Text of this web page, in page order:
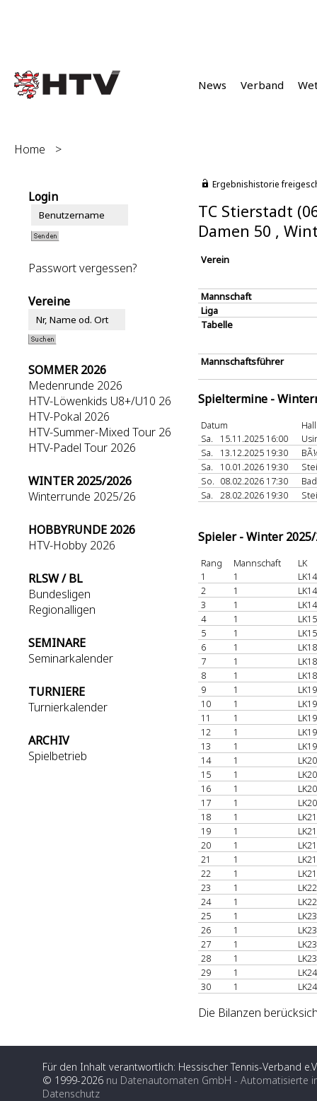
News Verband
Home >
Login
Passwort vergessen?
Vereine
SOMMER 2026
Medenrunde 2026
HTV-Löwenkids U8+/U10 26
HTV-Pokal 2026
HTV-Summer-Mixed Tour 26
HTV-Padel Tour 2026
WINTER 2025/2026
Winterrunde 2025/26
HOBBYRUNDE 2026
HTV-Hobby 2026
RLSW / BL
Bundesligen
Regionalligen
SEMINARE
Seminarkalender
TURNIERE
Turnierkalender
ARCHIV
Spielbetrieb
Ergebnishistorie
TC Stierstadt
Damen 50 ,
Verein
Mannschaft
Liga
Tabelle
Mannschaftsführer
Spieltermine -
Datum
Sa.
15.11.2025 16:00
Sa.
13.12.2025 19:30
Sa.
10.01.2026 19:30
So. 08.02.2026 17:30
Sa.
28.02.2026 19:30
Spieler - Winter
Rang Mannschaft
LK
1
1
2
1
3
1
4
1
5
1
6
1
7
1
8
1
9
1
10
1
11
1
12
1
13
1
14
1
15
1
16
1
17
1
18
1
19
1
20
1
21
1
22
1
23
1
24
1
25
1
26
1
27
1
28
1
29
1
30
1
Die Bilanzen
Für den Inhalt verantwortlich: Hessischer Tennis-Verband
© 1999-2026 nu Datenautomaten GmbH - Automatisierte
Datenschutz